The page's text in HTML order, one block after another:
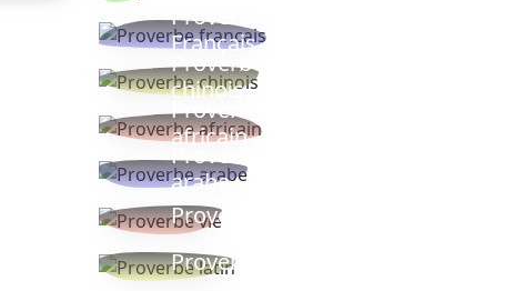
Proverbe
Français
Proverbe
chinois
Proverbe
africain
Proverbe
arabe
Proverbe vie
Proverbe latin